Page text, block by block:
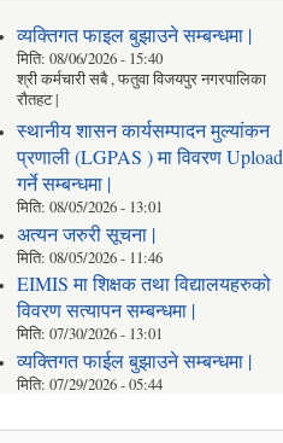
व्यक्तिगत फाइल बुझाउने सम्बन्धमा |
मिति: 08/06/2026 - 15:40
श्री कर्मचारी सबै , फतुवा विजयपुर नगरपालिका
रौतहट |
स्थानीय शासन कार्यसम्पादन मुल्यांकन
प्रणाली (LGPAS ) मा विवरण Upload
गर्ने सम्बन्धमा |
मिति: 08/05/2026 - 13:01
अत्यन जरुरी सूचना |
मिति: 08/05/2026 - 11:46
EIMIS मा शिक्षक तथा विद्यालयहरुको
विवरण सत्यापन सम्बन्धमा |
मिति: 07/30/2026 - 13:01
व्यक्तिगत फाईल बुझाउने सम्बन्धमा |
मिति: 07/29/2026 - 05:44